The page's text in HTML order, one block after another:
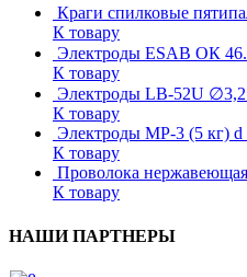
Краги спилковые
К товару
Электроды ESAB ОК
К товару
Электроды LB-52U
К товару
Электроды МР-3 (5 кг)
К товару
Проволока
К товару
НАШИ ПАРТНЕРЫ